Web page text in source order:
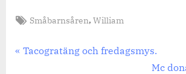
Tags:
Småbarnsåren,William
Inläggsnavigering
Previous
Tacogratäng och fredagsmys.
Next
Mc